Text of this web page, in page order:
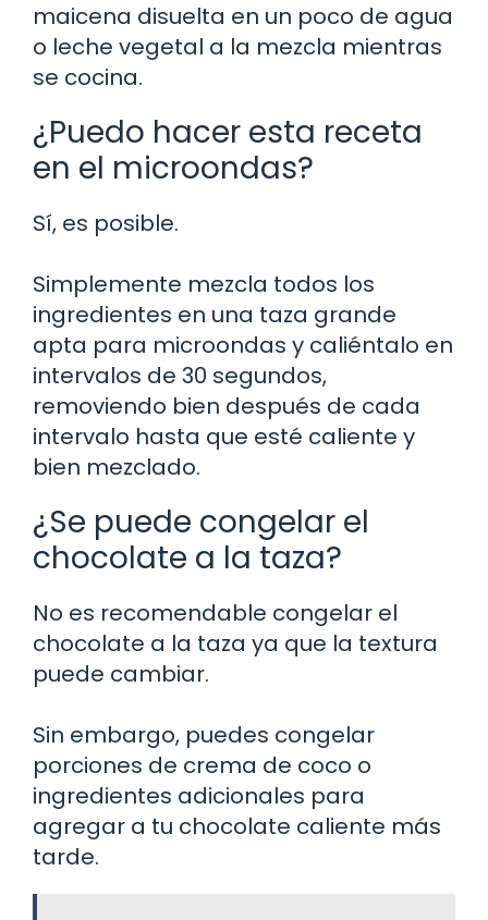
maicena disuelta en un poco de agua
o leche vegetal a la mezcla mientras
se cocina.
¿Puedo hacer esta receta
en el microondas?
Sí, es posible.
Simplemente mezcla todos los
ingredientes en una taza grande
apta para microondas y caliéntalo en
intervalos de 30 segundos,
removiendo bien después de cada
intervalo hasta que esté caliente y
bien mezclado.
¿Se puede congelar el
chocolate a la taza?
No es recomendable congelar el
chocolate a la taza ya que la textura
puede cambiar.
Sin embargo, puedes congelar
porciones de crema de coco o
ingredientes adicionales para
agregar a tu chocolate caliente más
tarde.